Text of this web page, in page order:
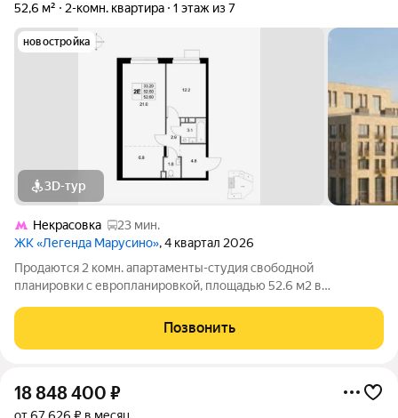
52,6 м²
2-комн. квартира 1 этаж из 7
новостройка
3D-тур
Некрасовка
23 мин.
ЖК «Легенда Марусино», 4 квартал 2026
Продаются 2 комн. апартаменты-студия свободной
планировки с европланировкой, площадью 52.6 м2 в
транспортом от м. Некрасовка. Возможен вариант покупки с
использованием ипотечных средств, есть
Позвонить
18 848 400 ₽